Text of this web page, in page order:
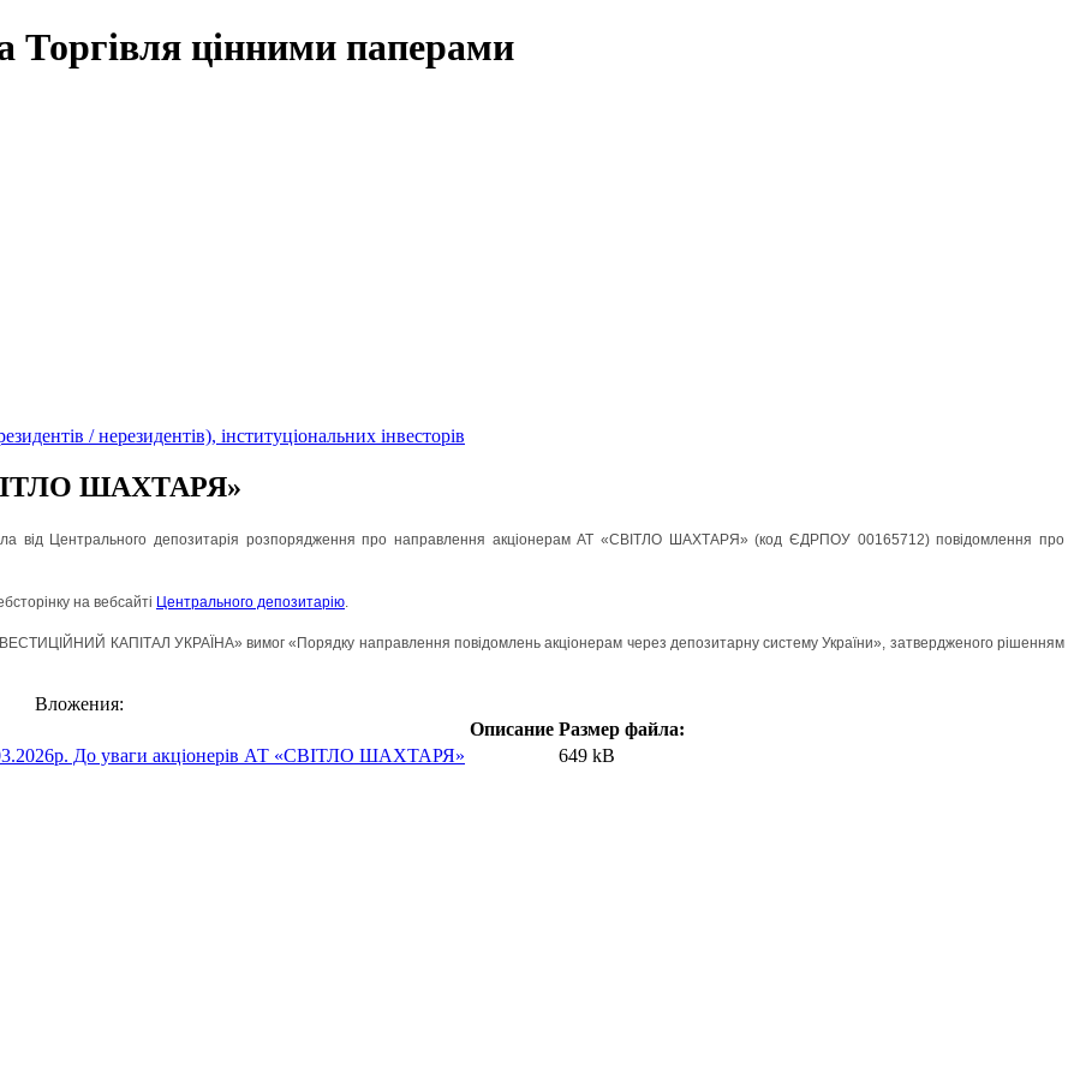
Торгівля цінними паперами
/ нерезидентів), інституціональних інвесторів
ШАХТАРЯ»
Центрального депозитарія розпорядження про направлення акціонерам АТ «СВІТЛО ШАХТАРЯ» (код ЄДРПОУ 00165712) повідомлення про
на вебсайті Центрального депозитарію.
КАПІТАЛ УКРАЇНА» вимог «Порядку направлення повідомлень акціонерам через депозитарну систему України», затвердженого рішенням
Вложения:
Описание Размер файла:
До уваги акціонерів АТ «СВІТЛО ШАХТАРЯ»
649 kB